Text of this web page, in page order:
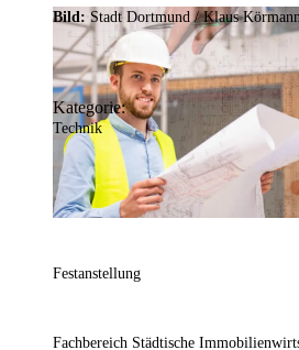
Bild: Stadt Dortmund / Klaus
Kategorie:
Technik
Festanstellung
Fachbereich Städtische